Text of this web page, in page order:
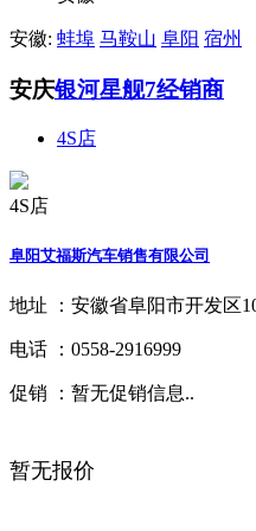
安徽: 蚌埠 马鞍山 阜阳 宿州
安庆银河星舰7经销商
4S店
4S店
阜阳艾福斯汽车销售有限公司
地址 ： 安徽省阜阳市开发区
电话 ： 0558-2916999
促销 ： 暂无促销信息..
暂无报价